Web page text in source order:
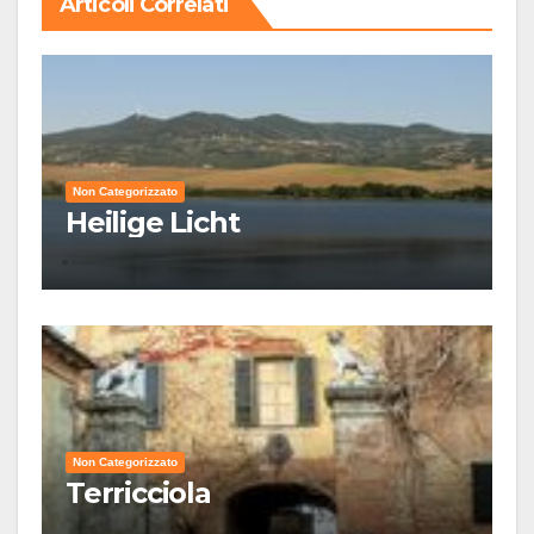
Non Categorizzato
Heilige Licht
Non Categorizzato
Terricciola